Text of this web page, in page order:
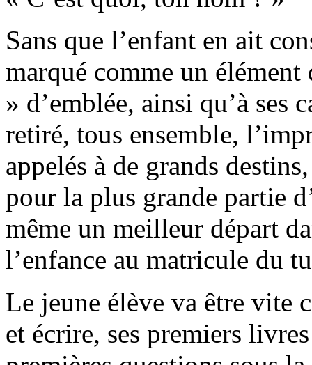
Sans que l’enfant en ait
marqué comme un
» d’emblée, ainsi qu’à ses
retiré, tous ensemble,
appelés à de grands
pour la plus grande partie
même un meilleur départ
l’enfance au matricule du
Le jeune élève va être vite
et écrire, ses premiers